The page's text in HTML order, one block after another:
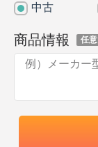
中古
商品情報 任意